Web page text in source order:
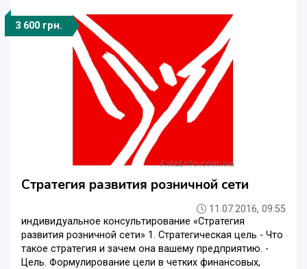
3 600 грн.
Стратегия развития розничной сети
11.07.2016, 09:55
индивидуальное консультирование «Стратегия
развития розничной сети» 1. Стратегическая цель - Что
такое стратегия и зачем она вашему предприятию. -
Цель. Формулирование цели в четких финансовых,